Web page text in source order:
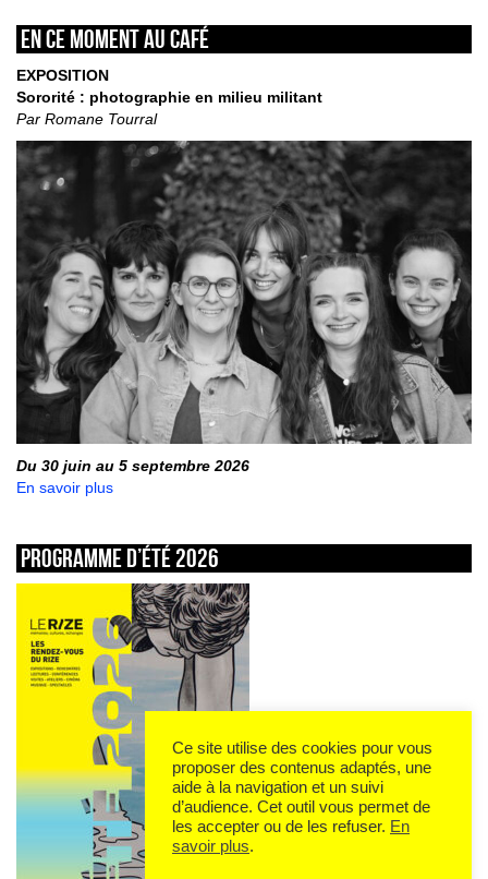
En ce moment au café
EXPOSITION
Sororité : photographie en milieu militant
Par Romane Tourral
Du 30 juin au 5 septembre 2026
En savoir plus
Programme d’été 2026
Ce site utilise des cookies pour vous
proposer des contenus adaptés, une
aide à la navigation et un suivi
d’audience. Cet outil vous permet de
les accepter ou de les refuser. En
savoir plus.